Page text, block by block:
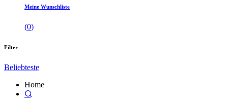
Meine Wunschliste
(0)
Filter
Beliebteste
Home